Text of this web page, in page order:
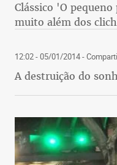
Clássico 'O
muito além dos
12:02 - 05/01/2014-
A destruição do